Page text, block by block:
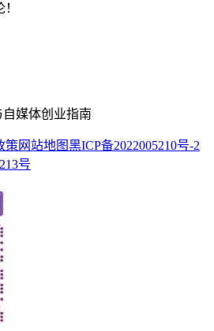
媒体创业指南
策 网站地图黑ICP备2022005210号-2
号